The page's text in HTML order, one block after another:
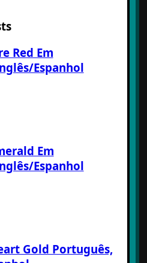
Red Em
Espanhol
Em
Espanhol
Gold Português,